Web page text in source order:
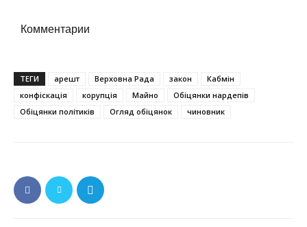
Комментарии
ТЕГИ арешт Верховна Рада закон
Кабмін
конфіскація
корупція Майно
Обіцянки нардепів
Обіцянки політиків
Огляд обіцянок чиновник